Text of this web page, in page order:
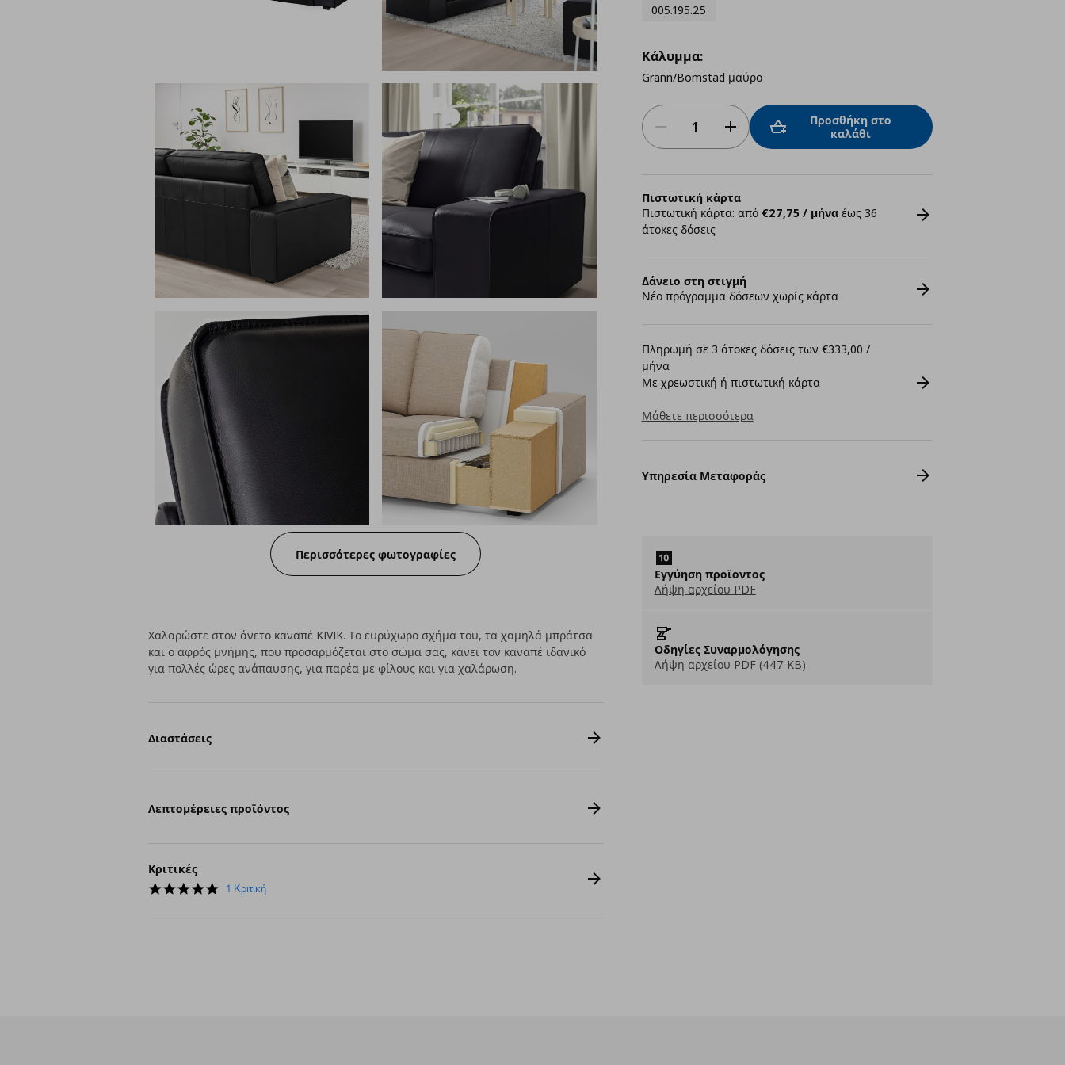
Περισσότερες φωτογραφίες
005.195.25
Κάλυμμα:
Grann/Bomstad μαύρο
Προσθήκη στο
καλάθι
Πιστωτική κάρτα
Πιστωτική κάρτα: από €27,75 / μήναέως 36
άτοκες δόσεις
Δάνειο στη στιγμή
Νέο πρόγραμμα δόσεων χωρίς κάρτα
Πληρωμή σε 3 άτοκες δόσεις των €333,00 /
μήνα
Με χρεωστική ή πιστωτική κάρτα
Μάθετε περισσότερα
Υπηρεσία Μεταφοράς
Εγγύηση προϊοντος
Λήψη αρχείου PDF
Οδηγίες Συναρμολόγησης
Λήψη αρχείου PDF (447 KB)
Χαλαρώστε στον άνετο καναπέ KIVIK. Το ευρύχωρο σχήμα του, τα χαμηλά μπράτσα
και ο αφρός μνήμης, που προσαρμόζεται στο σώμα σας, κάνει τον καναπέ ιδανικό
για πολλές ώρες ανάπαυσης, για παρέα με φίλους και για χαλάρωση.
Διαστάσεις
Λεπτομέρειες προϊόντος
Κριτικές
5.0
1 Κριτική